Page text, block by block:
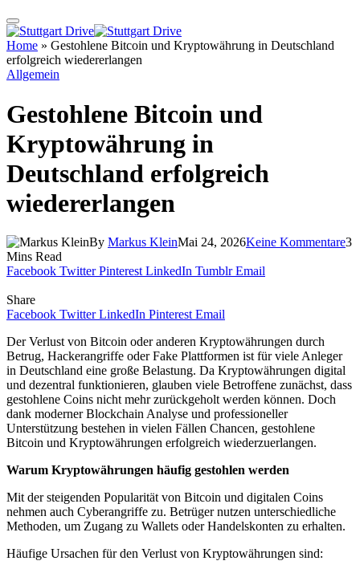
Home » Gestohlene Bitcoin und Kryptowährung in Deutschland
erfolgreich wiedererlangen
Allgemein
Gestohlene Bitcoin und
Kryptowährung in
Deutschland erfolgreich
wiedererlangen
By Markus KleinMai 24, 2026Keine Kommentare3
Mins Read
Facebook Twitter Pinterest LinkedIn Tumblr Email
Share
Facebook Twitter LinkedIn Pinterest Email
Der Verlust von Bitcoin oder anderen Kryptowährungen durch
Betrug, Hackerangriffe oder Fake Plattformen ist für viele Anleger
in Deutschland eine große Belastung. Da Kryptowährungen digital
und dezentral funktionieren, glauben viele Betroffene zunächst, dass
gestohlene Coins nicht mehr zurückgeholt werden können. Doch
dank moderner Blockchain Analyse und professioneller
Unterstützung bestehen in vielen Fällen Chancen, gestohlene
Bitcoin und Kryptowährungen erfolgreich wiederzuerlangen.
Warum Kryptowährungen häufig gestohlen werden
Mit der steigenden Popularität von Bitcoin und digitalen Coins
nehmen auch Cyberangriffe zu. Betrüger nutzen unterschiedliche
Methoden, um Zugang zu Wallets oder Handelskonten zu erhalten.
Häufige Ursachen für den Verlust von Kryptowährungen sind: